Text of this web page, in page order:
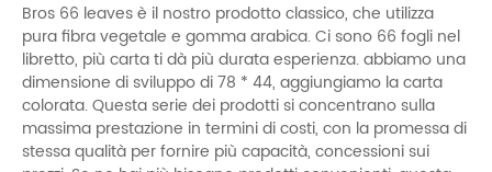
Bros 66 leaves è il nostro prodotto classico, che utilizza
pura fibra vegetale e gomma arabica. Ci sono 66 fogli nel
libretto, più carta ti dà più durata esperienza. abbiamo una
dimensione di sviluppo di 78 * 44, aggiungiamo la carta
colorata. Questa serie dei prodotti si concentrano sulla
massima prestazione in termini di costi, con la promessa di
stessa qualità per fornire più capacità, concessioni sui